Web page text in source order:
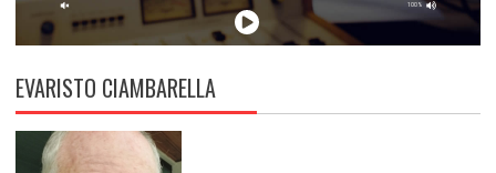
P
S
T
S
EVARISTO CIAMBARELLA